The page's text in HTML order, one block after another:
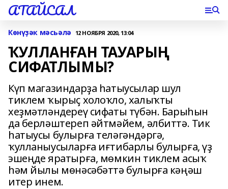
АТАЙСАЛ
Көнүҙәк мәсьәлә 12 НОЯБРЯ 2020, 13:04
ҠУЛЛАНҒАН ТАУАРЫҢ
СИФАТЛЫМЫ?
Күп магазиндарҙа һатыусылар шул
тиклем ҡырыҫ холоҡло, халыҡты
хеҙмәтләндереү сифаты түбән. Барыһын
да берләштереп әйтмәйем, әлбиттә. Тик
һатыусы булырға теләгәндәргә,
ҡулланыусыларға иғтибарлы булырға, үҙ
эшеңде яратырға, мөмкин тиклем асыҡ
һәм йылы мөнәсәбәттә булырға кәңәш
итер инем.